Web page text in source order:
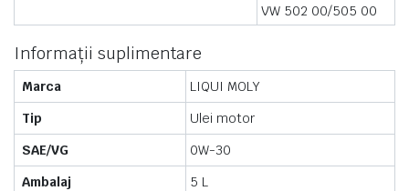
VW 502 00/505 00
Informații suplimentare
Marca
LIQUI MOLY
Tip
Ulei motor
SAE/VG
0W-30
Ambalaj
5 L